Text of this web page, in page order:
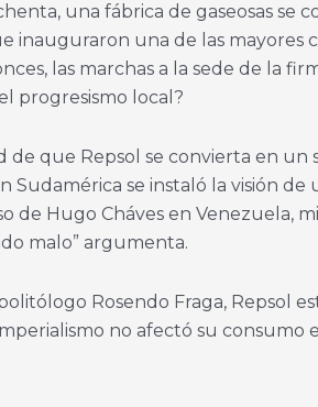
una fábrica de gaseosas se
inauguraron una de las mayores
las marchas a la sede de la
progresismo local?
de que Repsol se convierta en
Sudamérica se instaló la visión
de Hugo Cháves en Venezuela,
malo” argumenta.
Rosendo Fraga, Repsol
no afectó su consumo